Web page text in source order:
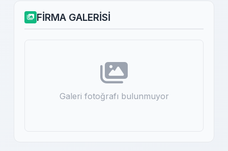
FİRMA GALERİSİ
Galeri fotoğrafı bulunmuyor